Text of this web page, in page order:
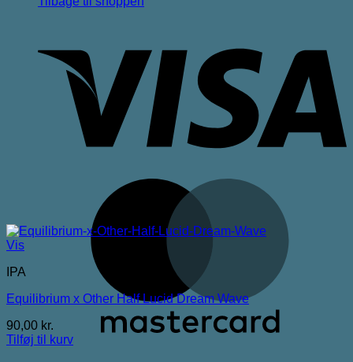
Vis
IPA
Equilibrium x Other Half Lucid Dream Wave
90,00 kr.
Tilføj til kurv